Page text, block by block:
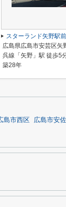
スターランド矢野駅前
広島県広島市安芸区矢
呉線「矢野」駅 徒歩5
築28年
島市西区 広島市安